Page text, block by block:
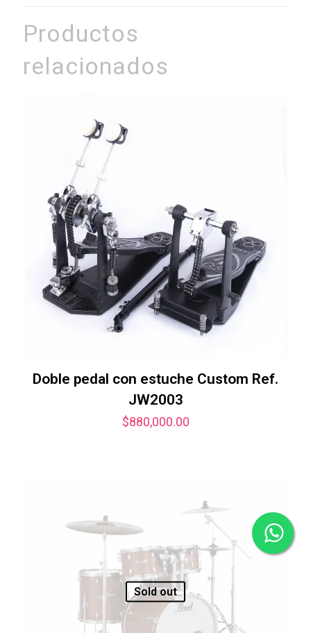
Productos
relacionados
Doble pedal con estuche Custom Ref.
JW2003
$880,000.00
Sold out